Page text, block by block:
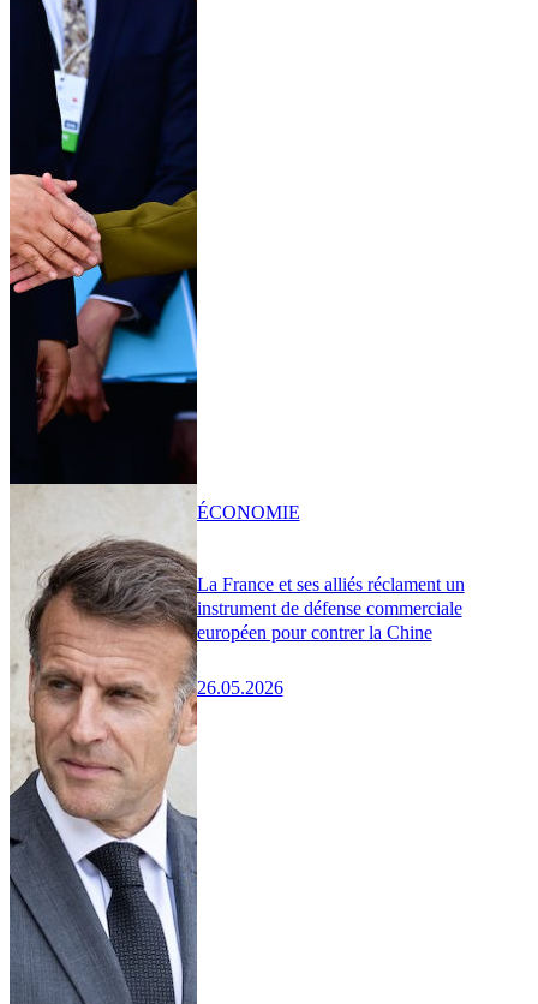
La France et ses alliés réclament un
instrument de défense commerciale
européen pour contrer la Chine
26.05.2026
ÉCONOMIE